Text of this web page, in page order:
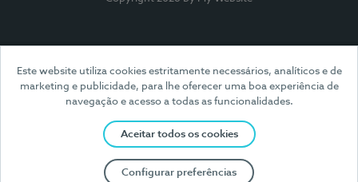
Este website utiliza cookies estritamente necessários, analíticos e de
marketing e publicidade, para lhe oferecer uma boa experiência de
navegação e acesso a todas as funcionalidades.
Aceitar todos os cookies
Configurar preferências